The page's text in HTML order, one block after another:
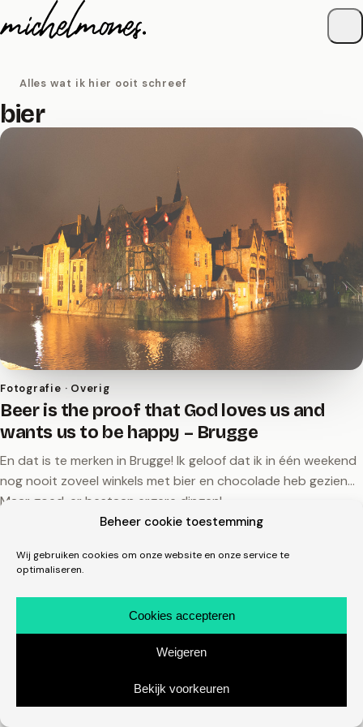
Beheer cookie toestemming
Wij gebruiken cookies om onze website en onze service te
optimaliseren.
Cookies accepteren
Weigeren
Bekijk voorkeuren
Naar de inhoud
Alles wat ik hier ooit schreef
bier
Fotografie · Overig
Beer is the proof that God loves us and
wants us to be happy – Brugge
En dat is te merken in Brugge! Ik geloof dat ik in één weekend
nog nooit zoveel winkels met bier en chocolade heb gezien...
Maar goed, er bestaan ergere dingen!